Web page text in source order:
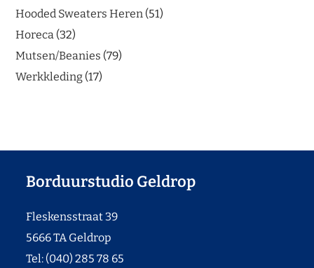
Hooded Sweaters Heren 51
Horeca 32
Mutsen/Beanies 79
Werkkleding 17
Borduurstudio Geldrop
Fleskensstraat 39
5666 TA Geldrop
Tel: (040) 285 78 65